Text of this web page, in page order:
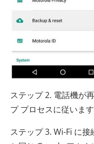
ステップ 2. 電話機が
プ プロセスに従います
ステップ 3. Wi-Fi に